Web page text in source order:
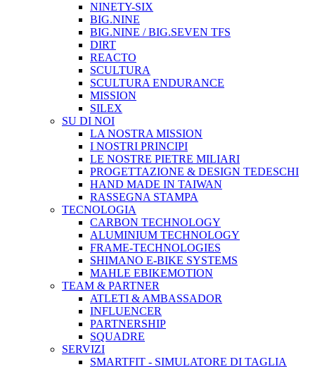
NINETY-SIX
BIG.NINE
BIG.NINE / BIG.SEVEN TFS
DIRT
REACTO
SCULTURA
SCULTURA ENDURANCE
MISSION
SILEX
SU DI NOI
LA NOSTRA MISSION
I NOSTRI PRINCIPI
LE NOSTRE PIETRE MILIARI
PROGETTAZIONE & DESIGN TEDESCHI
HAND MADE IN TAIWAN
RASSEGNA STAMPA
TECNOLOGIA
CARBON TECHNOLOGY
ALUMINIUM TECHNOLOGY
FRAME-TECHNOLOGIES
SHIMANO E-BIKE SYSTEMS
MAHLE EBIKEMOTION
TEAM & PARTNER
ATLETI & AMBASSADOR
INFLUENCER
PARTNERSHIP
SQUADRE
SERVIZI
SMARTFIT - SIMULATORE DI TAGLIA